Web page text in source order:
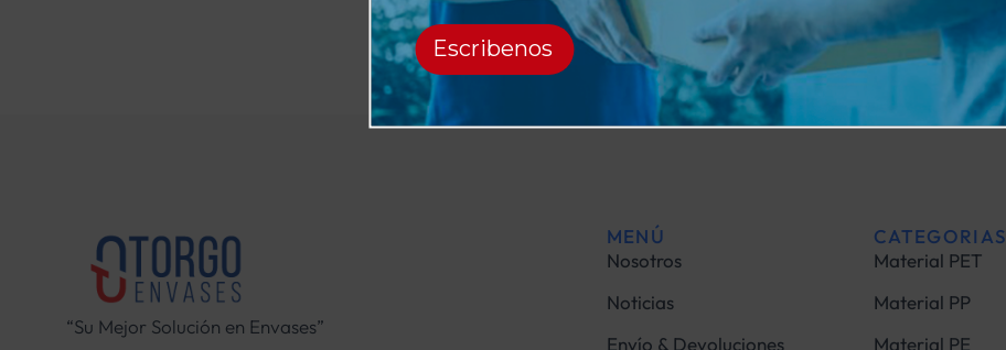
“Su Mejor Solución en Envases”
MENÚ
Nosotros
Noticias
Envío & Devoluciones
CATEGORIAS
Material PET
Material PP
Material PE
Escribenos